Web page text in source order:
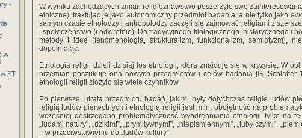
-
w
ST
W wyniku zachodzących zmian religioznawstwo poszerzyło swe
etniczne), traktując je jako autonomiczny przedmiot badania, a nie tylko jako
samym czasie etnolodzy i antropolodzy zaczęli się zajmować religiami z
i społeczeństwo (i odwrotnie). Do tradycyjnego filologicznego, historycznego i
metody i idee (fenomenologia, strukturalizm, funkcjonalizm, semiotyzm),
dopełniając.
Etnologia religii dzieli dzisiaj los etnologii, która znajduje się w kryzysie. W
przemian poszukuje ona nowych przedmiotów i celów badania [G. Schlatter
etnologii religii złożyło się wiele czynników.
Po pierwsze, utrata przedmiotu badań, jakim były dotychczas religie ludów
religią ludów pierwotnych i etnologią religii jest m.in. obojętność na
wcześniej dostrzegano problematyczność wyodrębniania etnologii tylko na
„ludami natury”, „dzikimi”, „prymitywnymi”, „niepiśmiennymi”, „tubylczymi”,
– w przeciwstawieniu do „ludów kultury”.